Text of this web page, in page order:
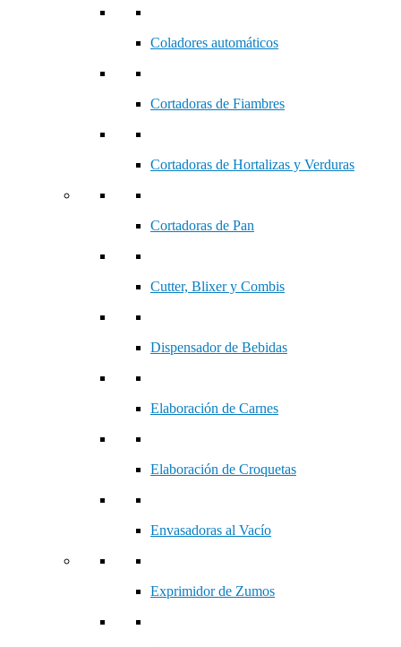
Coladores automáticos
Cortadoras de Fiambres
Cortadoras de Hortalizas y Verduras
Cortadoras de Pan
Cutter, Blixer y Combis
Dispensador de Bebidas
Elaboración de Carnes
Elaboración de Croquetas
Envasadoras al Vacío
Exprimidor de Zumos